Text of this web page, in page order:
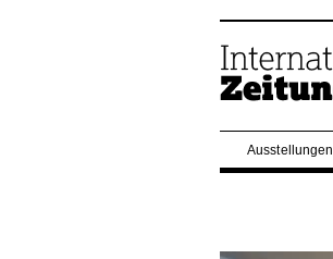
Ausstellungen